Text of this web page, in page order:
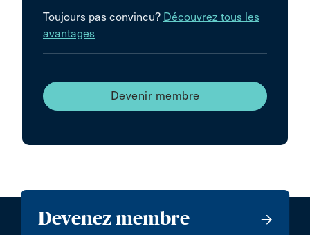
Toujours pas convincu? Découvrez tous les
avantages
Devenir membre
Devenez membre